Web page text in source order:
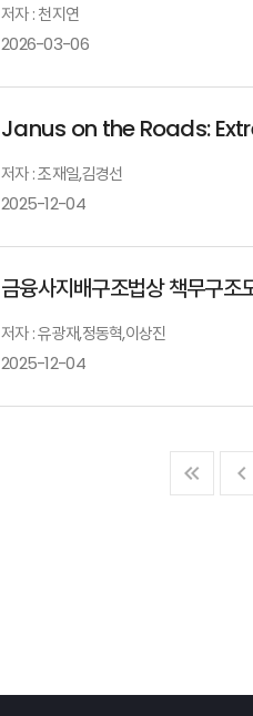
저자 : 천지연
2026-03-06
Janus on the Roads:
저자 : 조재일,김경선
2025-12-04
금융사지배구조법상 책무구조
저자 : 유광재,정동혁,이상진
2025-12-04